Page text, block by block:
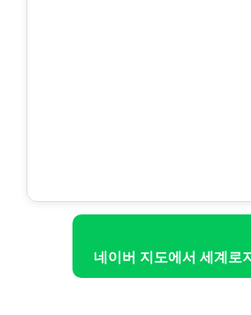
네이버 지도에서 세계로